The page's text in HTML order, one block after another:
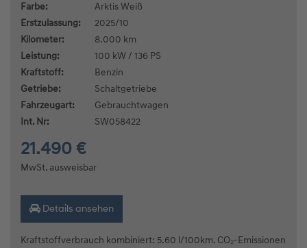
Farbe:
Arktis Weiß
Erstzulassung:
2025/10
Kilometer:
8.000 km
Leistung:
100 kW / 136 PS
Kraftstoff:
Benzin
Getriebe:
Schaltgetriebe
Fahrzeugart:
Gebrauchtwagen
Int. Nr:
SW058422
21.490 €
MwSt. ausweisbar
Details ansehen
Kraftstoffverbrauch kombiniert: 5.60 l/100km. CO₂-Emissionen